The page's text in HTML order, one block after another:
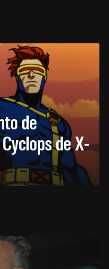
de
de X-